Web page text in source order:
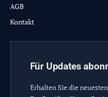
AGB
Kontakt
Für Updates
Erhalten Sie die